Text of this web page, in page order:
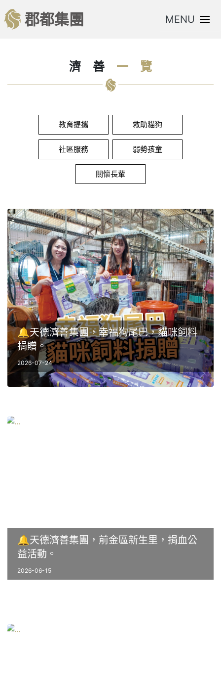
郡都集團 MENU
濟 善 一 覽
教育提攜 救助貓狗
社區服務 弱勢孩童
關懷長輩
🔔天德濟善集團，幸福狗尾巴，貓咪飼料
捐贈。
2026-07-24
🔔天德濟善集團，前金區新生里，捐血公
益活動。
2026-06-15